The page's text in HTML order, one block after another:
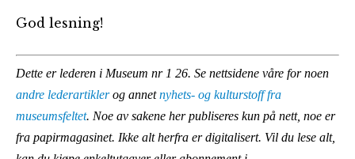
God lesning!
Dette er lederen i Museum nr 1 26. Se nettsidene våre for noen
andre lederartiklerog annetnyhets- og kulturstoff fra
museumsfeltet. Noe av sakene her publiseres kun på nett, noe er
fra papirmagasinet. Ikke alt herfra er digitalisert. Vil du lese alt,